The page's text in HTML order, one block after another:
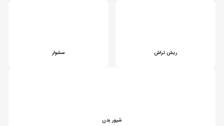
ریش تراش سشوار
شیور بدن